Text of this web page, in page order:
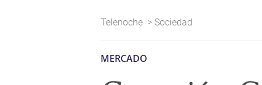
Telenoche > Sociedad
MERCADO